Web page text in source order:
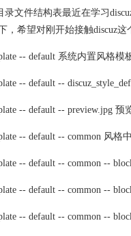
录文件结构表最近在学习
，希望对刚开始接触discuz这
-- default 系统内置风格模
-- default --
-- default -- preview.jpg 预
-- default -- common 风
-- default -- common --
-- default -- common --
-- default -- common --